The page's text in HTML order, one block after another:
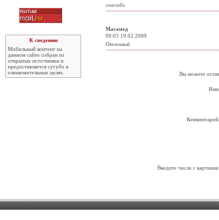
К сведению
Мобильный контент на
данном сайте собран из
открытых источников и
предоставляется сугубо в
ознакомительных целях.
спасибо
Магамед
00:03 19.02.2009
Отличный
Вы можете
Введите число с